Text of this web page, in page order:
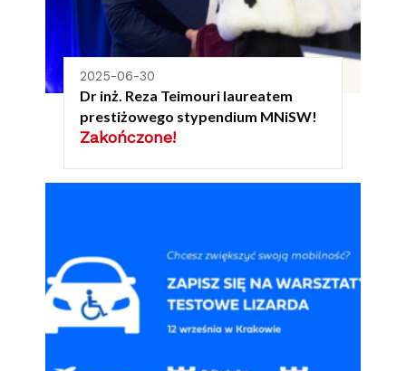
2025-06-30
Dr inż. Reza Teimouri laureatem
prestiżowego stypendium MNiSW!
Zakończone!